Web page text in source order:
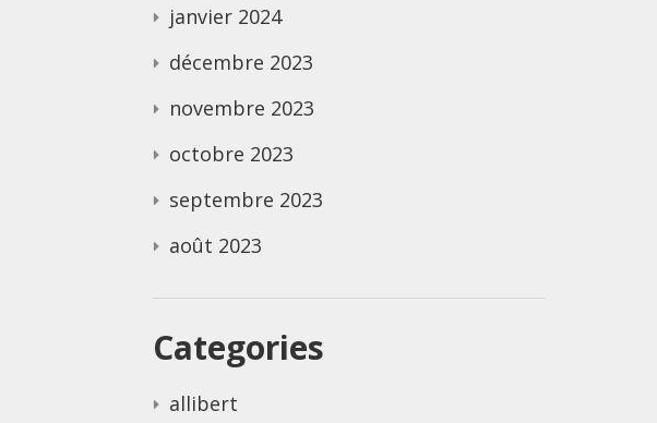
janvier 2024
décembre 2023
novembre 2023
octobre 2023
septembre 2023
août 2023
Categories
allibert